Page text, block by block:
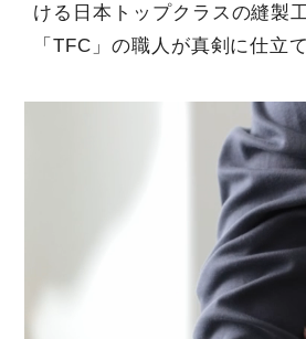
ける日本トップクラスの縫製
「TFC」の職人が真剣に仕立